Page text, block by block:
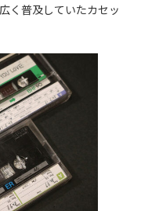
く普及していたカセッ